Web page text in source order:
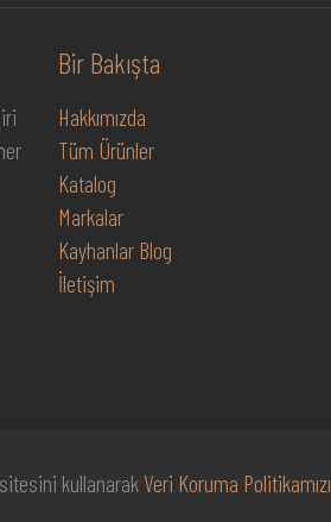
Bir Bakışta
Hakkımızda
Tüm Ürünler
Katalog
Markalar
Kayhanlar Blog
İletişim
kullanarak Veri Koruma Politikamızı